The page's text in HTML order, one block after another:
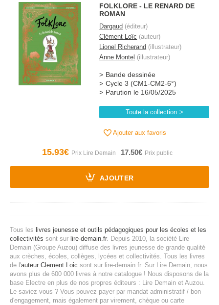
FOLKLORE - LE RENARD DE
ROMAN
Dargaud (éditeur)
Clément Loïc (auteur)
Lionel Richerand (illustrateur)
Anne Montel (illustrateur)
Bande dessinée
Cycle 3 (CM1-CM2-6°)
Parution le 16/05/2025
Toute la collection
Ajouter aux favoris
15.93€ 17.50€
AJOUTER
Tous les livres jeunesse et outils pédagogiques pour les écoles et les
collectivités sont sur lire-demain.fr. Depuis 2010, la société Lire
Demain (Groupe Auzou) diffuse des livres jeunesse de grande qualité
aux crèches, écoles, collèges, lycées et collectivités. Tous les livres
de l'auteur Clement Loic sont sur lire-demain.fr. Sur Lire Demain, nous
avons plus de 600 000 livres à notre catalogue ! Nous disposons de la
base Electre en plus de nos propres éditeurs : Lire Demain et Auzou.
Le saviez-vous ? Vous pouvez payer par mandat administratif / bon
d'engagement, mais également par virement, chèque ou carte